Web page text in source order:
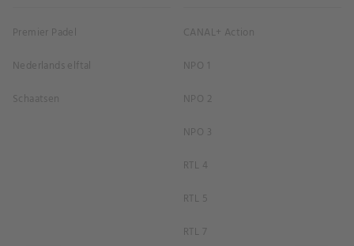
Premier Padel
Nederlands elftal
Schaatsen
CANAL+ Action
NPO 1
NPO 2
NPO 3
RTL 4
RTL 5
RTL 7